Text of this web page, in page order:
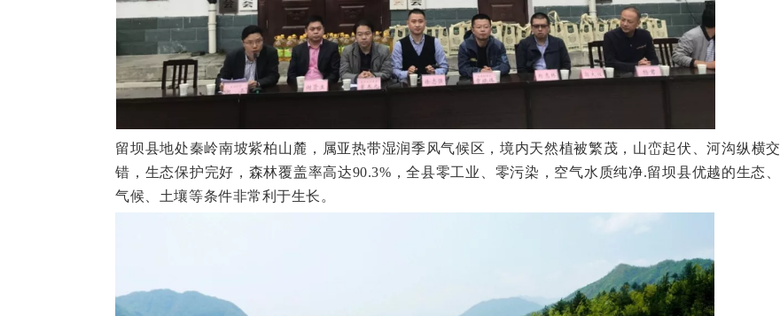
留坝县地处秦岭南坡紫柏山麓，属亚热带湿润季风气候区，境内天然植被繁茂，山峦起伏、河沟纵横交
错，生态保护完好，森林覆盖率高达90.3%，全县零工业、零污染，空气水质纯净.留坝县优越的生态、
气候、土壤等条件非常利于生长。